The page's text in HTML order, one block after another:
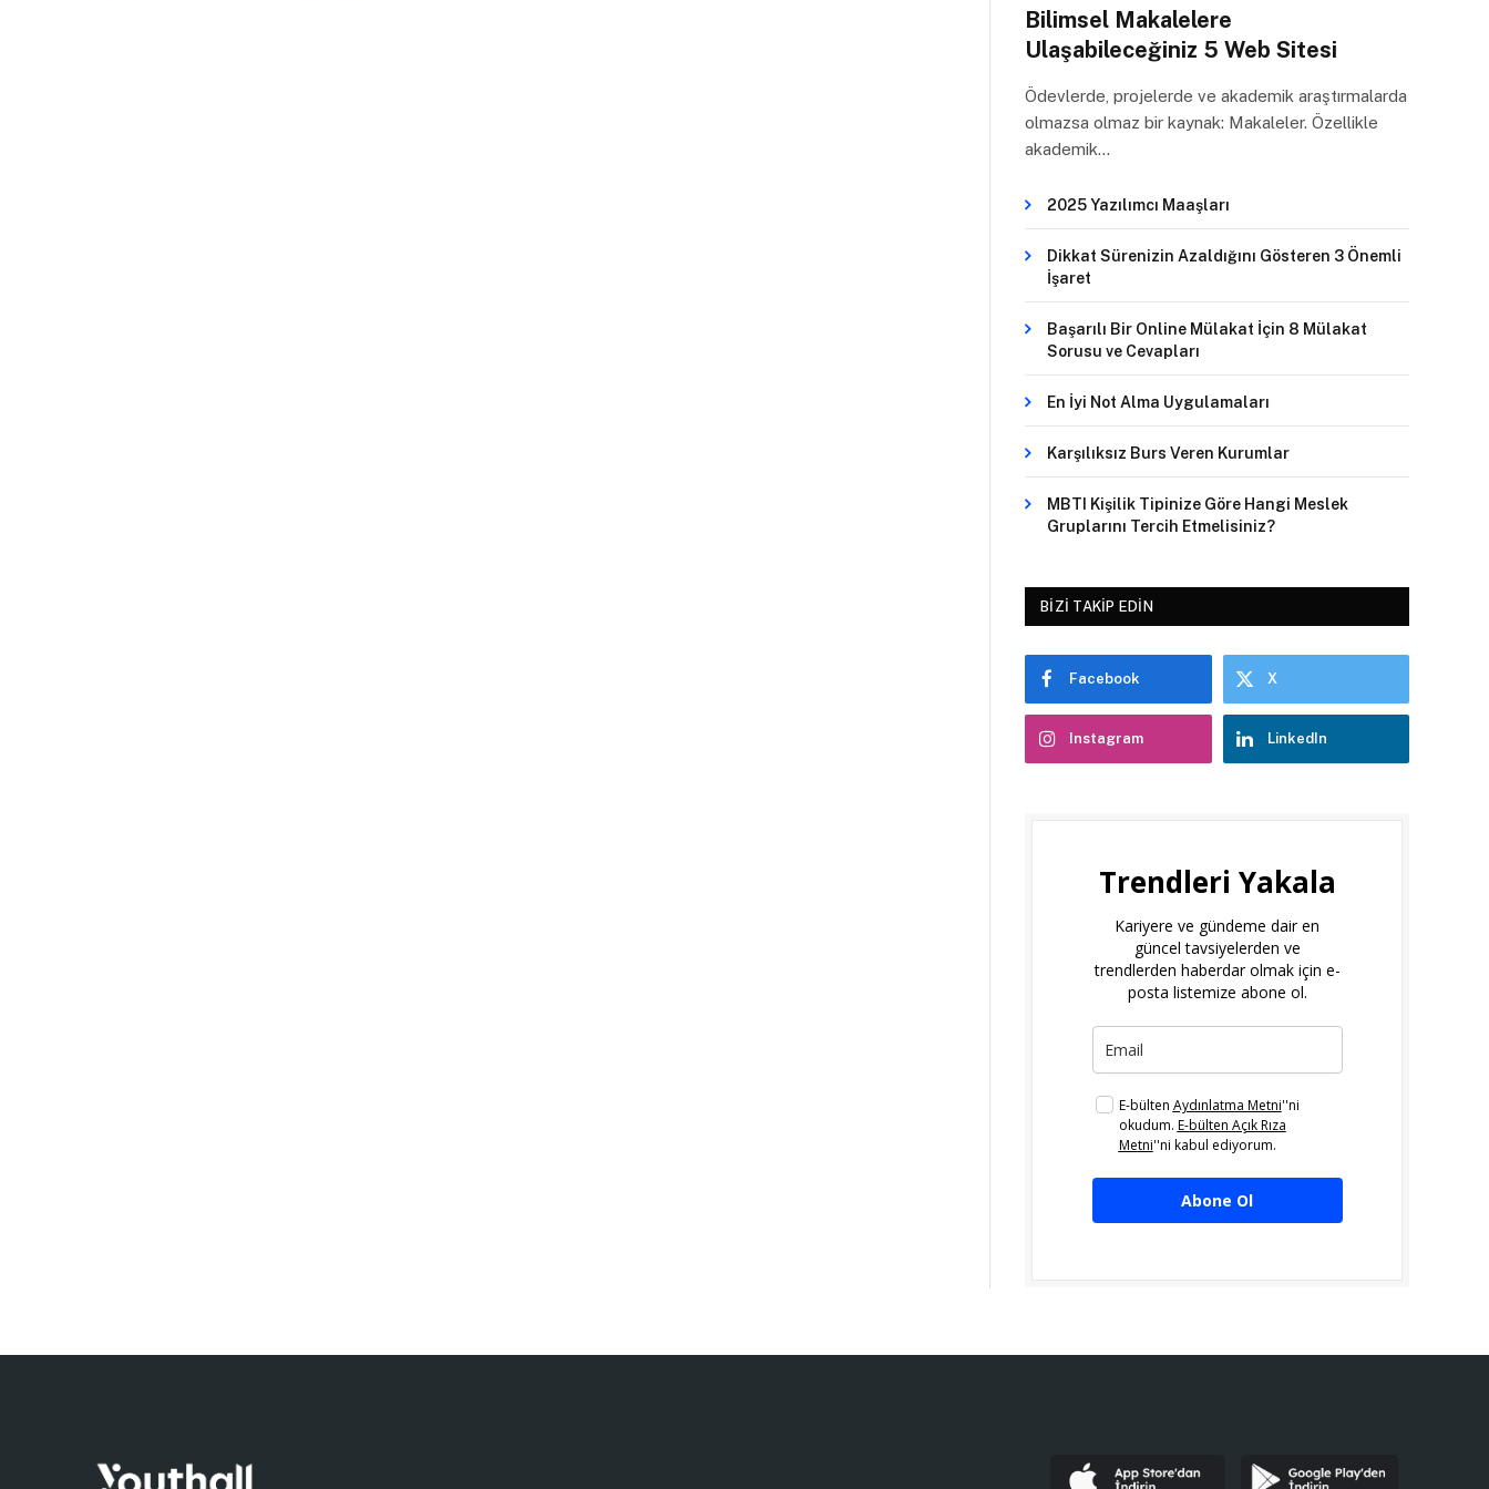
Bilimsel Makalelere
Ulaşabileceğiniz 5 Web Sitesi
Ödevlerde, projelerde ve akademik araştırmalarda
olmazsa olmaz bir kaynak: Makaleler. Özellikle
akademik…
2025 Yazılımcı Maaşları
Dikkat Sürenizin Azaldığını Gösteren 3 Önemli
İşaret
Başarılı Bir Online Mülakat İçin 8 Mülakat
Sorusu ve Cevapları
En İyi Not Alma Uygulamaları
Karşılıksız Burs Veren Kurumlar
MBTI Kişilik Tipinize Göre Hangi Meslek
Gruplarını Tercih Etmelisiniz?
BIZI TAKIP EDIN
Facebook X
Instagram LinkedIn
Trendleri Yakala
Kariyere ve gündeme dair en
güncel tavsiyelerden ve
trendlerden haberdar olmak için e-
posta listemize abone ol.
E-bülten Aydınlatma Metni''ni
okudum. E-bülten Açık Rıza
Metni''ni kabul ediyorum.
Abone Ol